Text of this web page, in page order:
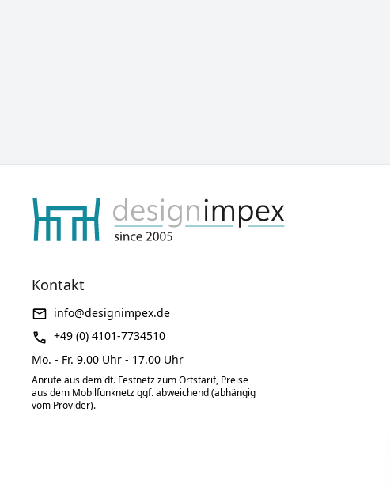
Kontakt
info@designimpex.de
+49 (0) 4101-7734510
Mo. - Fr. 9.00 Uhr - 17.00 Uhr
Anrufe aus dem dt. Festnetz zum Ortstarif, Preise
aus dem Mobilfunknetz ggf. abweichend (abhängig
vom Provider).